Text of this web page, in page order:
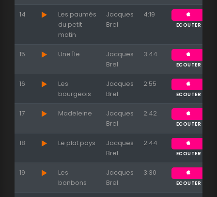
14
Les paumés
du petit
matin
Jacques
Brel
4:19
ECOUTER
15 Une Île
Jacques
Brel
3:44
ECOUTER
16
Les
bourgeois
Jacques
Brel
2:55
ECOUTER
17 Madeleine
Jacques
Brel
2:42
ECOUTER
18 Le plat pays
Jacques
Brel
2:44
ECOUTER
19
Les
bonbons
Jacques
Brel
3:30
ECOUTER